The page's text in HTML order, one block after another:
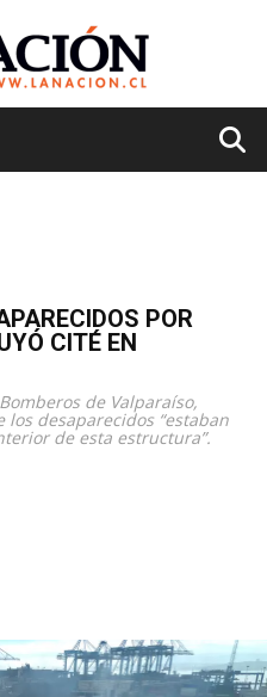
POR
CITÉ EN
de Valparaíso,
desaparecidos “estaban
de esta estructura”.